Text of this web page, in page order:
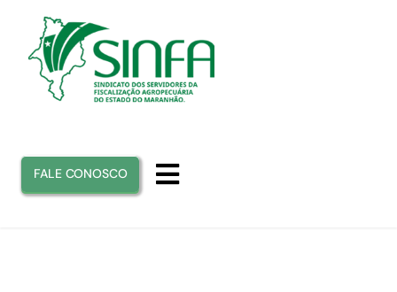
conteúdo
Toggle
FALE CONOSCO